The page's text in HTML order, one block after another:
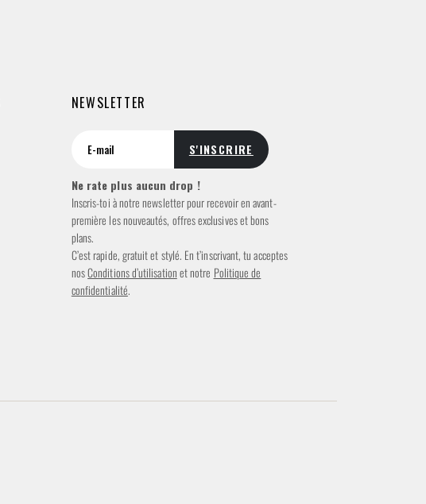
NEWSLETTER
Ne rate plus aucun drop !
Inscris-toi à notre newsletter pour recevoir en avant-
première les nouveautés, offres exclusives et bons
plans.
C’est rapide, gratuit et stylé. En t’inscrivant, tu acceptes
nosConditions d’utilisationet notre Politique de
confidentialité.